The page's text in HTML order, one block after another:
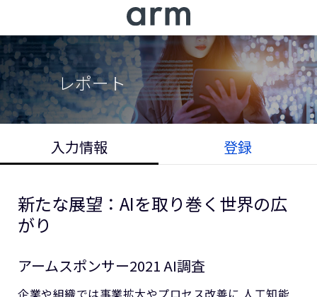
Skip to Main Content
Skip to Footer
レポート
入力情報 登録
新たな展望：AIを取り巻く世界の広
がり
アームスポンサー2021 AI調査
企業や組織では事業拡大やプロセス改善に 人工知能